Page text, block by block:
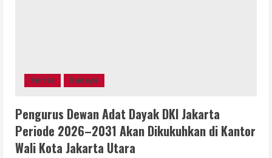
Berita Budaya
Pengurus Dewan Adat Dayak DKI Jakarta
Periode 2026–2031 Akan Dikukuhkan di Kantor
Wali Kota Jakarta Utara